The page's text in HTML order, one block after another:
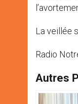
La veillée
Radio
Autres